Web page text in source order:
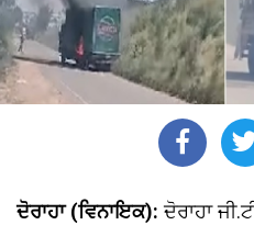
ਦੋਰਾਹਾ (ਵਿਨਾਇਕ):ਦੋਰਾਹਾ